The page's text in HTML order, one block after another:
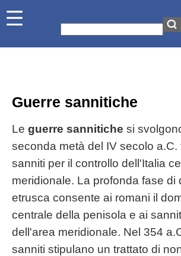
Guerre sannitiche
Le guerre sannitiche si
seconda metà del IV secolo a.C.
sanniti per il controllo dell'Italia
meridionale. La profonda fase di
etrusca consente ai romani il
centrale della penisola e ai
dell'area meridionale. Nel 354
sanniti stipulano un trattato di